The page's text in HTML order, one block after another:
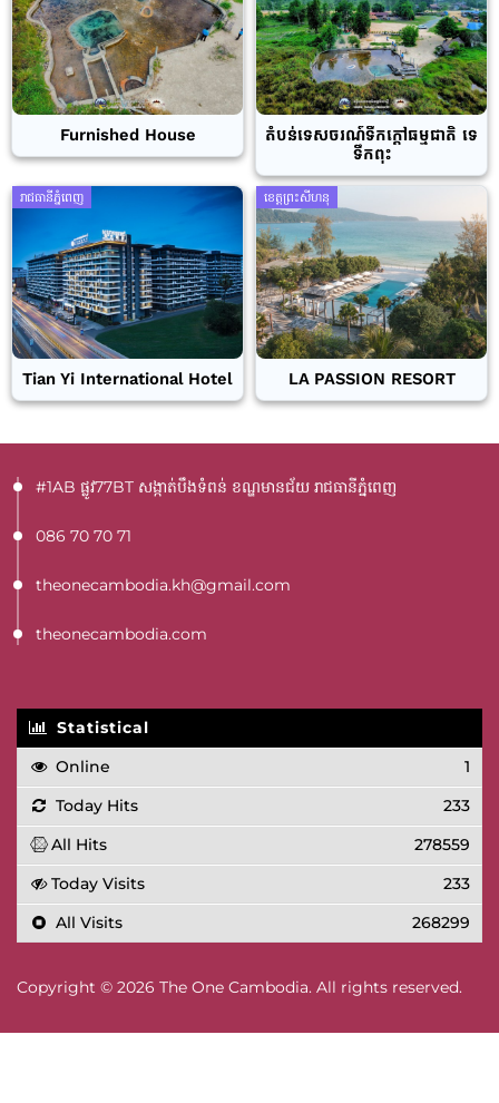
Furnished House
តំបន់ទេសចរណ៍ទឹកក្តៅធម្មជាតិ ទេ
ទឹកពុះ
រាជធានីភ្នំពេញ
Tian Yi International Hotel
ខេត្តព្រះសីហនុ
LA PASSION RESORT
#1AB ផ្លូវ77BT​ សង្កាត់បឹងទំពន់ ខណ្ឌមានជ័យ រាជធានីភ្នំពេញ
086 70 70 71
theonecambodia.kh@gmail.com
theonecambodia.com
Statistical
Online
1
Today Hits
233
All Hits
278559
Today Visits
233
All Visits
268299
Copyright © 2026 The One Cambodia. All rights reserved.